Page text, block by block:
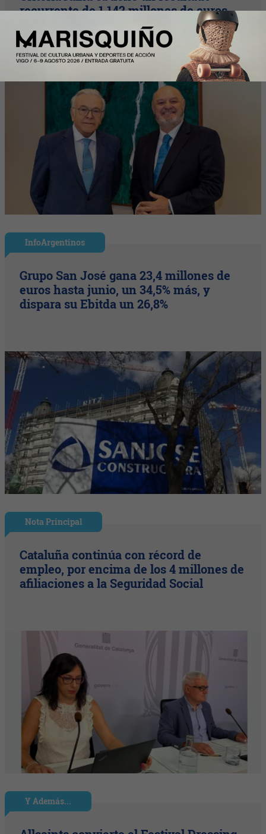
recurrente de 1.142 millones de euros
(+23%) en el primer semestre
InfoArgentinos
Grupo San José gana 23,4 millones de
euros hasta junio, un 34,5% más, y
dispara su Ebitda un 26,8%
Nota Principal
Cataluña continúa con récord de
empleo, por encima de los 4 millones de
afiliaciones a la Seguridad Social
Y Además...